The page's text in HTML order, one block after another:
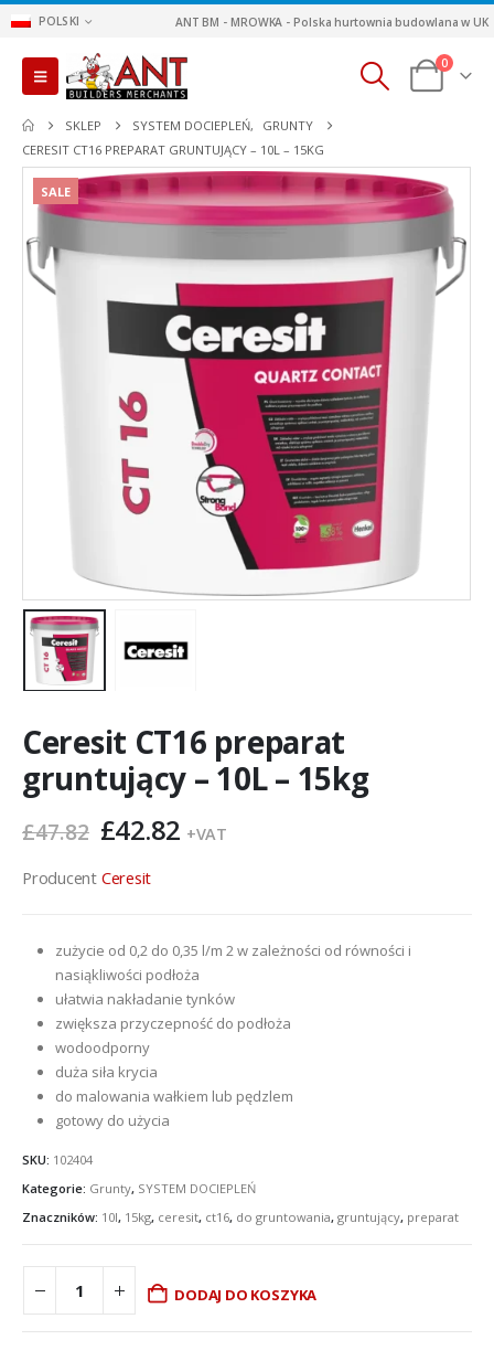
POLSKI ANT BM - MROWKA - Polska hurtownia budowlana w UK
0
SKLEP SYSTEM DOCIEPLEŃ,
GRUNTY
CERESIT CT16 PREPARAT GRUNTUJĄCY – 10L – 15KG
SALE
Ceresit CT16 preparat
gruntujący – 10L – 15kg
£47.82 Pierwotna
wynosiła:
£42.82Aktualna
+VAT
Producent Ceresit
zużycie od 0,2 do 0,35 l/m 2 w zależności od równości i
nasiąkliwości podłoża
ułatwia nakładanie tynków
zwiększa przyczepność do podłoża
wodoodporny
duża siła krycia
do malowania wałkiem lub pędzlem
gotowy do użycia
SKU: 102404
Kategorie: Grunty, SYSTEM DOCIEPLEŃ
Znaczników: 10l, 15kg, ceresit, ct16, do gruntowania, gruntujący, preparat
DODAJ DO KOSZYKA